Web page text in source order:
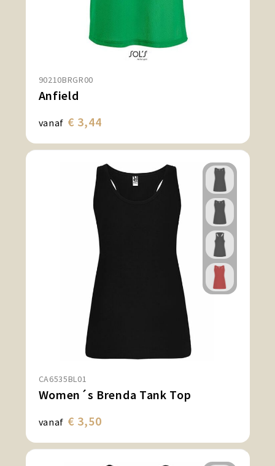
90210BRGR00
Anfield
vanaf € 3,44
CA6535BL01
Women´s Brenda Tank Top
vanaf € 3,50